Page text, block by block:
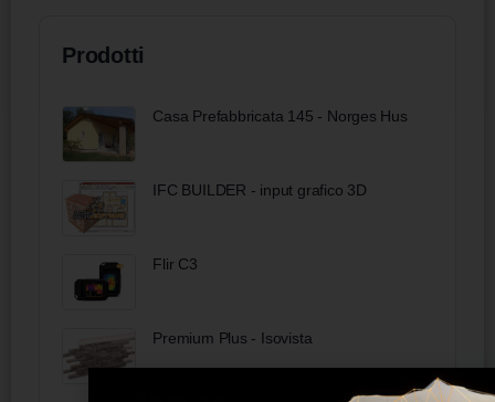
Prodotti
Casa Prefabbricata 145 - Norges Hus
IFC BUILDER - input grafico 3D
Flir C3
Premium Plus - Isovista